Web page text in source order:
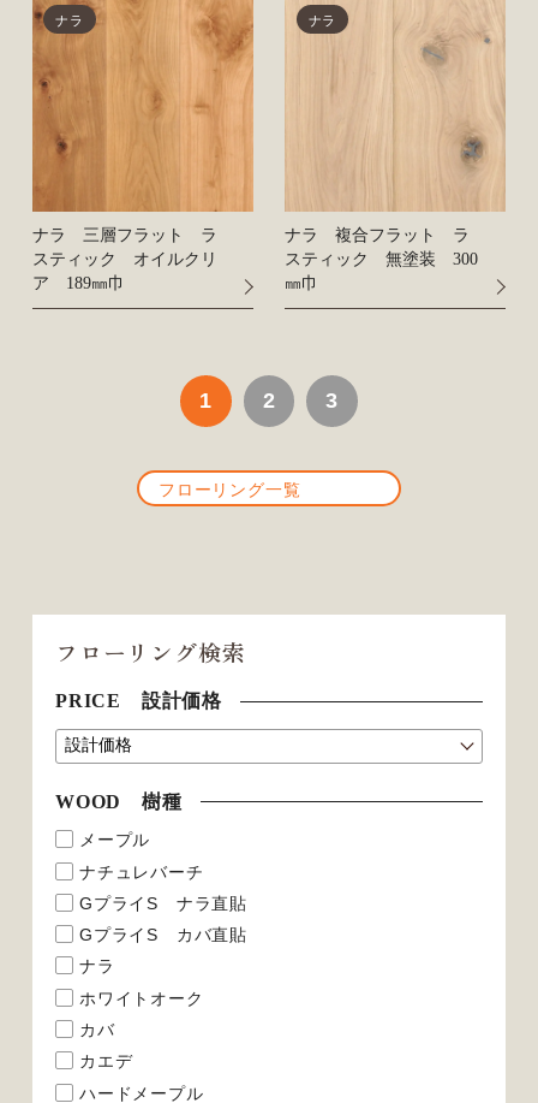
ナラ
ナラ 三層フラット ラ
スティック オイルクリ
ア 189㎜巾
ナラ
ナラ 複合フラット ラ
スティック 無塗装 300
㎜巾
1 2 3
フローリング一覧
フローリング検索
PRICE 設計価格
WOOD 樹種
メープル
ナチュレバーチ
GプライS ナラ直貼
GプライS カバ直貼
ナラ
ホワイトオーク
カバ
カエデ
ハードメープル